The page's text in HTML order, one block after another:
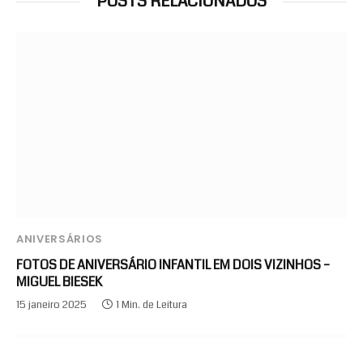
ANIVERSÁRIOS
FOTOS DE ANIVERSÁRIO INFANTIL EM DOIS VIZINHOS –
MIGUEL BIESEK
15 janeiro 2025 1 Min. de Leitura